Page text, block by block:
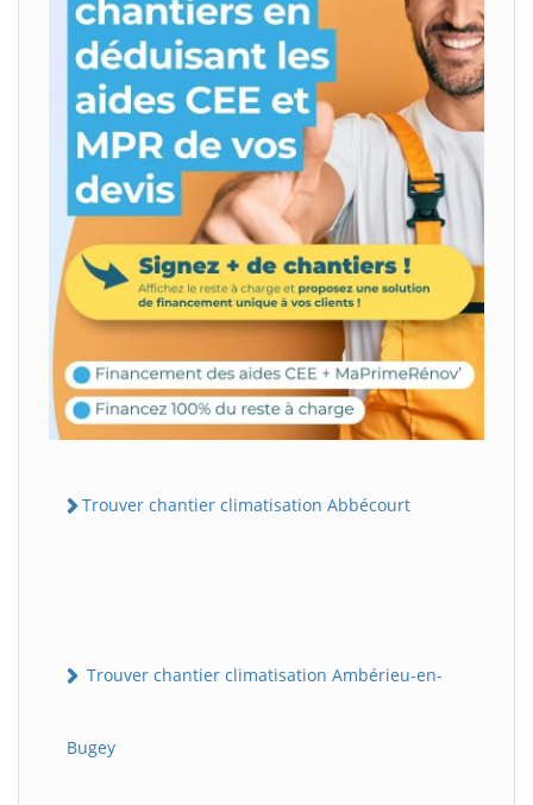
Trouver chantier climatisation Abbécourt
Trouver chantier climatisation Ambérieu-en-
Bugey